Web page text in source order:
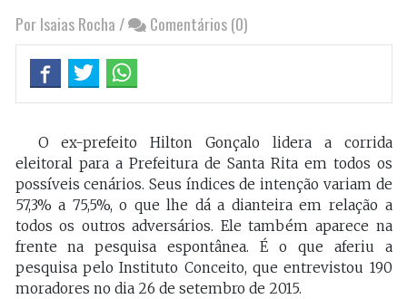
Por Isaias Rocha / Comentários (0)
O ex-prefeito Hilton Gonçalo lidera a corrida
eleitoral para a Prefeitura de Santa Rita em todos os
possíveis cenários. Seus índices de intenção variam de
57,3% a 75,5%, o que lhe dá a dianteira em relação a
todos os outros adversários. Ele também aparece na
frente na pesquisa espontânea. É o que aferiu a
pesquisa pelo Instituto Conceito, que entrevistou 190
moradores no dia 26 de setembro de 2015.